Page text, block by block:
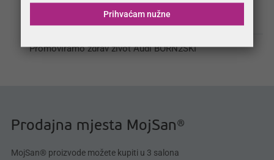
MojSan Team na AUDI B2B RUN: Prvi kilometri za jači
Promoviramo zdrav život Audi BORN2SKI
Prodajna mjesta MojSan®
MojSan® proizvode možete kupiti u 3 salona
Prihvaćam nužne